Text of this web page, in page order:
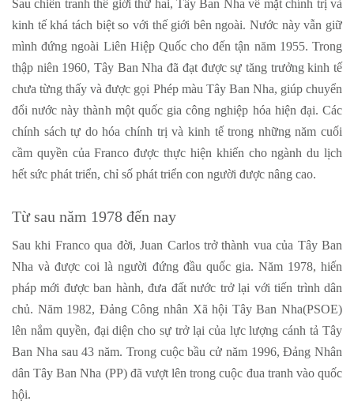
Sau chiến tranh thế giới thứ hai, Tây Ban Nha về mặt chính trị và
kinh tế khá tách biệt so với thế giới bên ngoài. Nước này vẫn giữ
mình đứng ngoài Liên Hiệp Quốc cho đến tận năm 1955. Trong
thập niên 1960, Tây Ban Nha đã đạt được sự tăng trưởng kinh tế
chưa từng thấy và được gọi Phép màu Tây Ban Nha, giúp chuyển
đổi nước này thành một quốc gia công nghiệp hóa hiện đại. Các
chính sách tự do hóa chính trị và kinh tế trong những năm cuối
cầm quyền của Franco được thực hiện khiến cho ngành du lịch
hết sức phát triển, chỉ số phát triển con người được nâng cao.
Từ sau năm 1978 đến nay
Sau khi Franco qua đời, Juan Carlos trở thành vua của Tây Ban
Nha và được coi là người đứng đầu quốc gia. Năm 1978, hiến
pháp mới được ban hành, đưa đất nước trở lại với tiến trình dân
chủ. Năm 1982, Đảng Công nhân Xã hội Tây Ban Nha(PSOE)
lên nắm quyền, đại diện cho sự trở lại của lực lượng cánh tả Tây
Ban Nha sau 43 năm. Trong cuộc bầu cử năm 1996, Đảng Nhân
dân Tây Ban Nha (PP) đã vượt lên trong cuộc đua tranh vào quốc
hội.